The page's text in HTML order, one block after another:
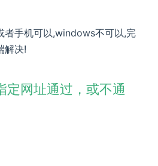
者手机可以,windows不可以,完
解决!
定网址通过，或不通